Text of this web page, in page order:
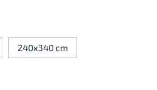
240x340 cm